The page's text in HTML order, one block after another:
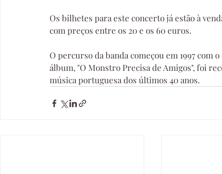
Os bilhetes para este concerto já estão à
com preços entre os 20 e os 60 euros.
O percurso da banda começou em 1997
álbum, "O Monstro Precisa de Amigos", foi
música portuguesa dos últimos 40 anos.